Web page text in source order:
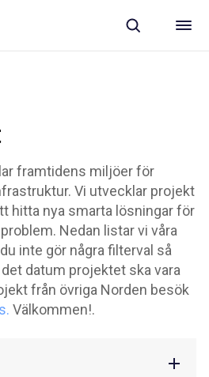
framtidens miljöer för
Vi utvecklar projekt
hitta nya smarta lösningar för
Nedan listar vi våra
inte gör några filterval så
datum projektet ska vara
från övriga Norden besök
Välkommen!.